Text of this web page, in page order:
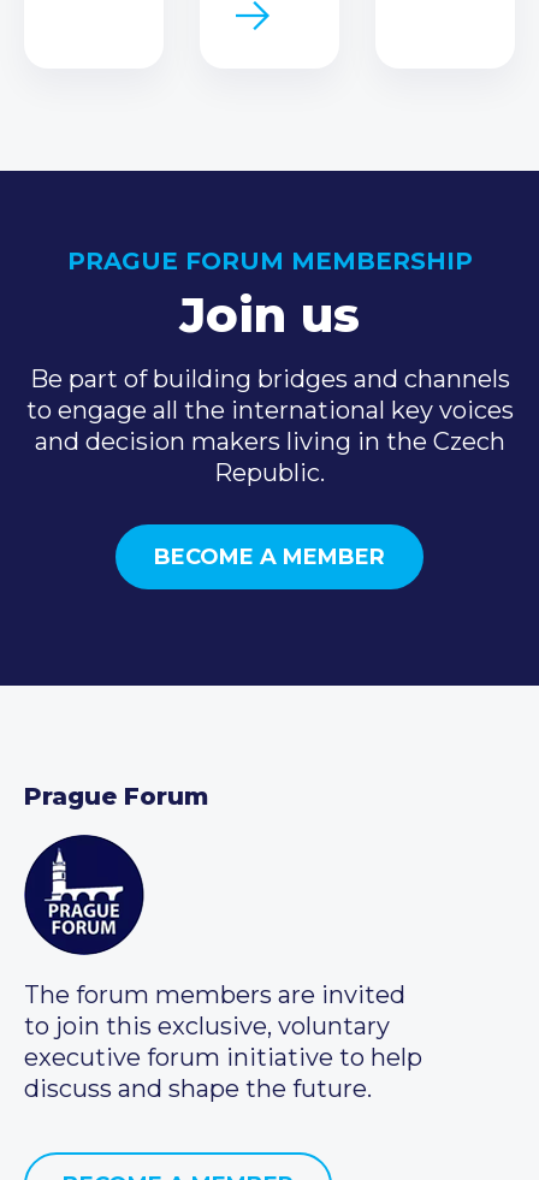
PRAGUE FORUM MEMBERSHIP
Join us
Be part of building bridges and channels
to engage all the international key voices
and decision makers living in the Czech
Republic.
BECOME A MEMBER
Prague Forum
The forum members are invited
to join this exclusive, voluntary
executive forum initiative to help
discuss and shape the future.